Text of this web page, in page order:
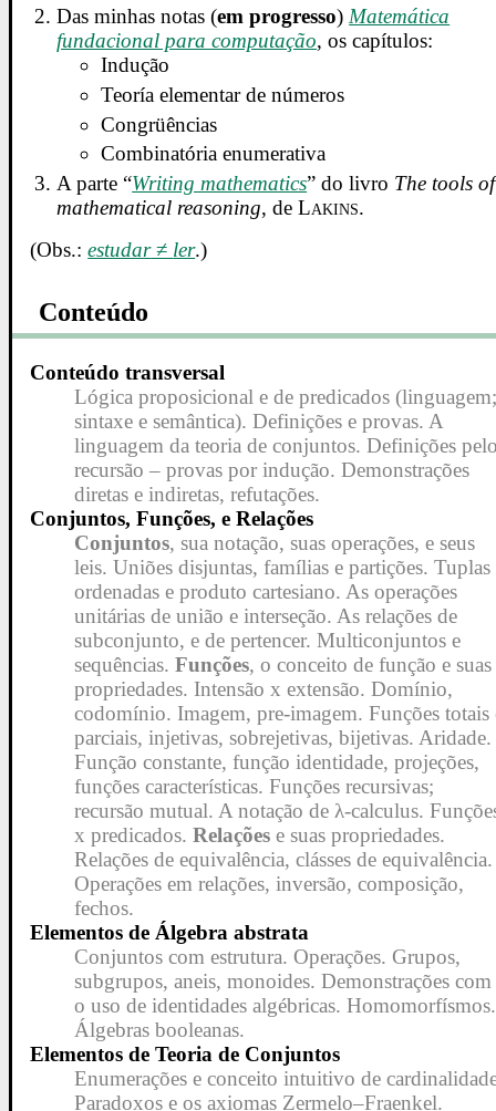
Das minhas notas (em progresso) Matemática
fundacional para computação, os capítulos:
Indução
Teoría elementar de números
Congrüências
Combinatória enumerativa
A parte “Writing mathematics” do livro The tools of
mathematical reasoning, deLakins.
(Obs.:estudar≠ ler.)
Conteúdo
Conteúdo transversal
Lógica proposicional e de predicados
sintaxe e semântica). Definições e provas. A
linguagem da teoria de conjuntos. Definições
recursão – provas por indução. Demonstrações
diretas e indiretas, refutações.
Conjuntos, Funções, e Relações
Conjuntos, sua notação, suas operações, e seus
leis. Uniões disjuntas, famílias e partições. Tuplas
ordenadas e produto cartesiano. As operações
unitárias de união e interseção. As relações de
subconjunto, e de pertencer. Multiconjuntos e
sequências.Funções, o conceito de função e suas
propriedades. Intensão x extensão. Domínio,
codomínio. Imagem, pre-imagem. Funções totais
parciais, injetivas, sobrejetivas, bijetivas. Aridade.
Função constante, função identidade, projeções,
funções características. Funções recursivas;
recursão mutual. A notação de λ-calculus.
x predicados.Relações e suas propriedades.
Relações de equivalência, clásses de equivalência.
Operações em relações, inversão, composição,
fechos.
Elementos de Álgebra abstrata
Conjuntos com estrutura. Operações. Grupos,
subgrupos, aneis, monoides. Demonstrações com
o uso de identidades algébricas. Homomorfísmos.
Álgebras booleanas.
Elementos de Teoria de Conjuntos
Enumerações e conceito intuitivo de
Paradoxos e os axiomas Zermelo–Fraenkel.